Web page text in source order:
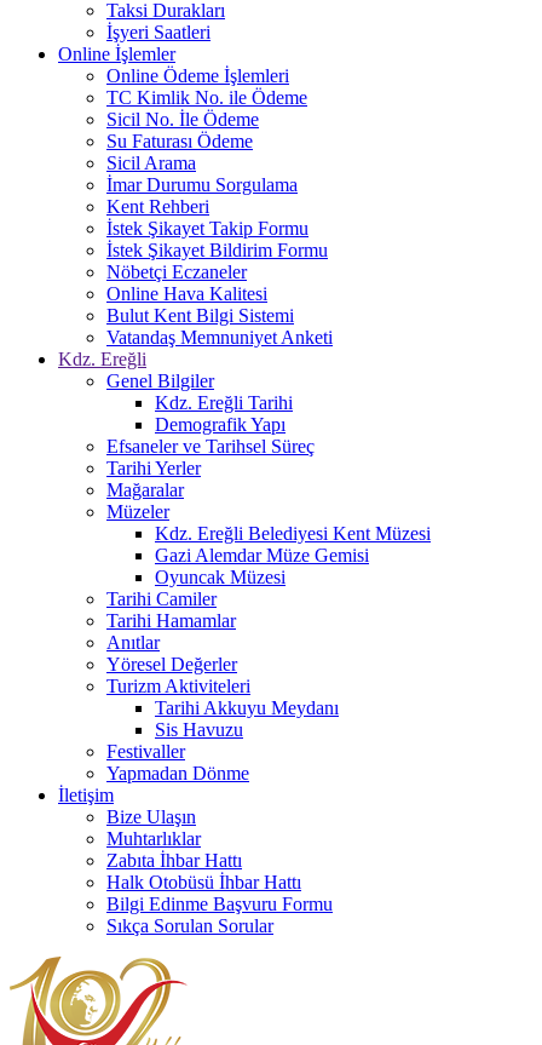
Taksi Durakları
İşyeri Saatleri
Online İşlemler
Online Ödeme İşlemleri
TC Kimlik No. ile Ödeme
Sicil No. İle Ödeme
Su Faturası Ödeme
Sicil Arama
İmar Durumu Sorgulama
Kent Rehberi
İstek Şikayet Takip Formu
İstek Şikayet Bildirim Formu
Nöbetçi Eczaneler
Online Hava Kalitesi
Bulut Kent Bilgi Sistemi
Vatandaş Memnuniyet Anketi
Kdz. Ereğli
Genel Bilgiler
Kdz. Ereğli Tarihi
Demografik Yapı
Efsaneler ve Tarihsel Süreç
Tarihi Yerler
Mağaralar
Müzeler
Kdz. Ereğli Belediyesi Kent Müzesi
Gazi Alemdar Müze Gemisi
Oyuncak Müzesi
Tarihi Camiler
Tarihi Hamamlar
Anıtlar
Yöresel Değerler
Turizm Aktiviteleri
Tarihi Akkuyu Meydanı
Sis Havuzu
Festivaller
Yapmadan Dönme
İletişim
Bize Ulaşın
Muhtarlıklar
Zabıta İhbar Hattı
Halk Otobüsü İhbar Hattı
Bilgi Edinme Başvuru Formu
Sıkça Sorulan Sorular